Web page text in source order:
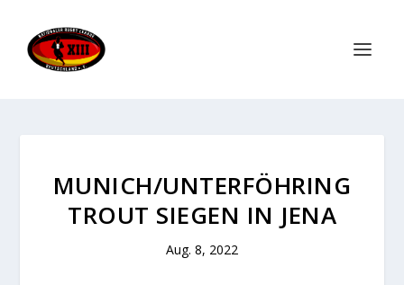
MUNICH/UNTERFÖHRING
TROUT SIEGEN IN JENA
Aug. 8, 2022